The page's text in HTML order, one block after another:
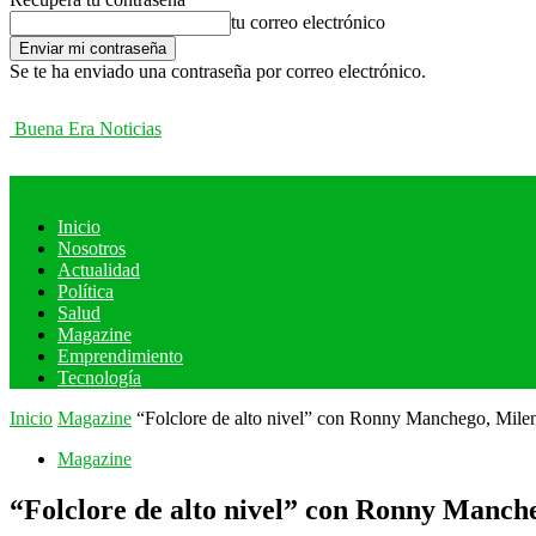
tu correo electrónico
Se te ha enviado una contraseña por correo electrónico.
Buena Era Noticias
Inicio
Nosotros
Actualidad
Política
Salud
Magazine
Emprendimiento
Tecnología
Inicio Magazine “Folclore de alto nivel” con Ronny Manchego,
Magazine
“Folclore de alto nivel” con Ronny